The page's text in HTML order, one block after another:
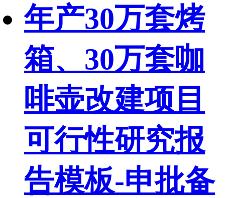
年产30万套烤
箱、30万套咖
啡壶改建项目
可行性研究报
告模板-申批备